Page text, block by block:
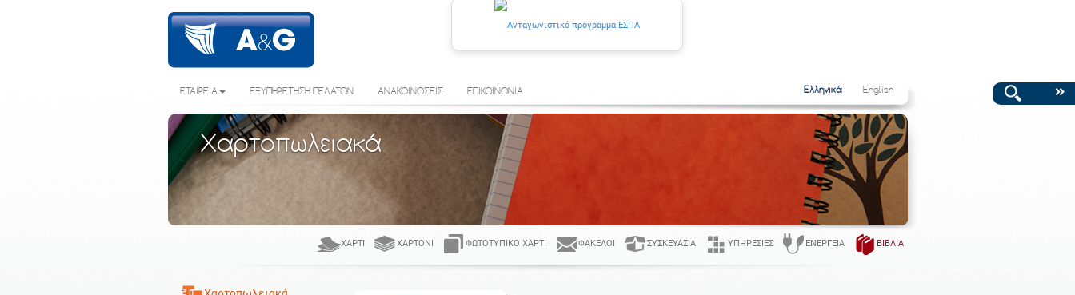
ΕΤΑΙΡΕΙΑ ΕΞΥΠΗΡΕΤΗΣΗ ΠΕΛΑΤΩΝ ΑΝΑΚΟΙΝΩΣΕΙΣ ΕΠΙΚΟΙΝΩΝΙΑ Ελληνικά English
Χαρτοπωλειακά
ΧΑΡΤΊ ΧΑΡΤΌΝΙ ΦΩΤΟΤΥΠΙΚΌ ΧΑΡΤΊ ΦΆΚΕΛΟΙ ΣΥΣΚΕΥΑΣΊΑ ΥΠΗΡΕΣΊΕΣ ΕΝΈΡΓΕΙΑ ΒΙΒΛΊΑ